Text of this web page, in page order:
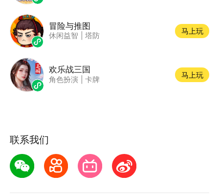
冒险与推图
休闲益智 塔防
马上玩
欢乐战三国
角色扮演 卡牌
马上玩
联系我们